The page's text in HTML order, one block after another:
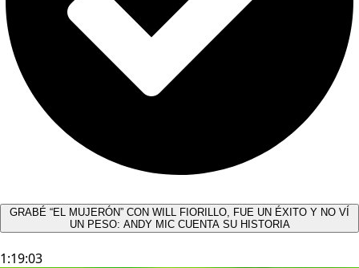
GRABÉ “EL MUJERÓN” CON WILL FIORILLO, FUE UN ÉXITO Y NO VÍ
UN PESO: ANDY MIC CUENTA SU HISTORIA
1:19:03